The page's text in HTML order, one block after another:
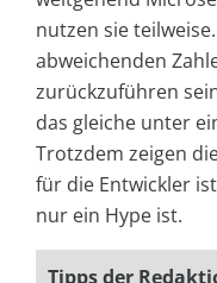
nutzen sie
abweichenden
zurückzuführen
das gleiche unter
Trotzdem zeigen
für die Entwickler
nur ein Hype ist.
Tipps der